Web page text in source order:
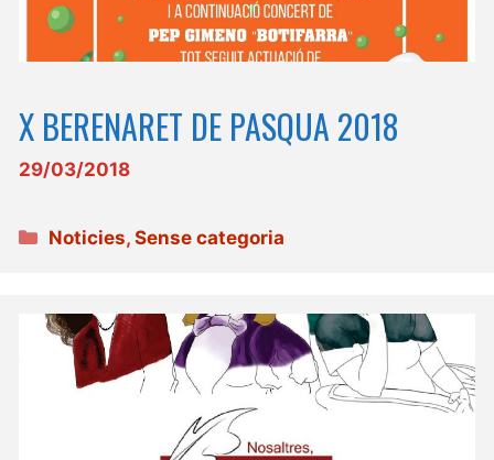
X BERENARET DE PASQUA 2018
29/03/2018
Categories
Noticies,Sense categoria